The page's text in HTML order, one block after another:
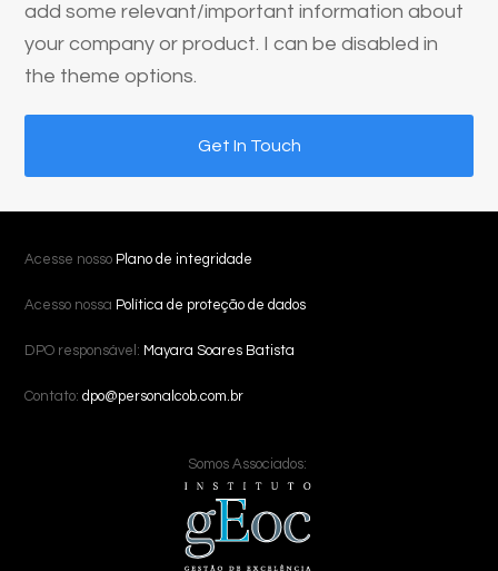
add some relevant/important information about
your company or product. I can be disabled in
the theme options.
Get In Touch
Acesse nosso Plano de integridade
Acesso nossa Política de proteção de dados
DPO responsável: Mayara Soares Batista
Contato:dpo@personalcob.com.br
Somos Associados: